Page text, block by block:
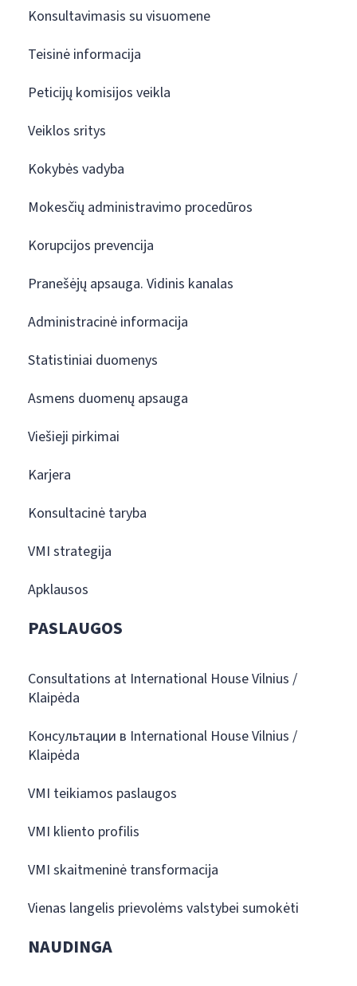
Konsultavimasis su visuomene
Teisinė informacija
Peticijų komisijos veikla
Veiklos sritys
Kokybės vadyba
Mokesčių administravimo procedūros
Korupcijos prevencija
Pranešėjų apsauga. Vidinis kanalas
Administracinė informacija
Statistiniai duomenys
Asmens duomenų apsauga
Viešieji pirkimai
Karjera
Konsultacinė taryba
VMI strategija
Apklausos
PASLAUGOS
Consultations at International House Vilnius /
Klaipėda
Консультации в International House Vilnius /
Klaipėda
VMI teikiamos paslaugos
VMI kliento profilis
VMI skaitmeninė transformacija
Vienas langelis prievolėms valstybei sumokėti
NAUDINGA